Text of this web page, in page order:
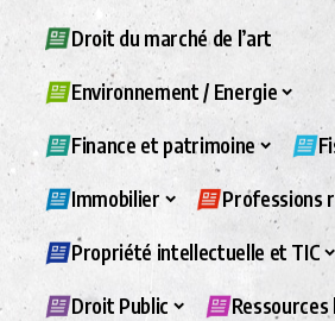
Droit du marché de l’art
Environnement / Energie
Finance et patrimoine
Immobilier Professions
Propriété intellectuelle et TIC
Droit Public Ressources